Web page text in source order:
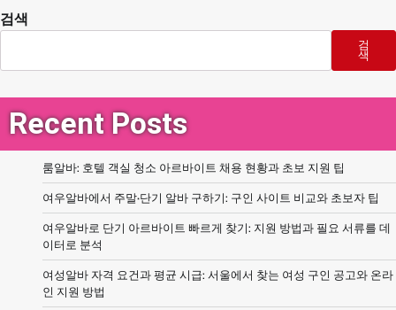
검색
검
색
Recent Posts
룸알바: 호텔 객실 청소 아르바이트 채용 현황과 초보 지원 팁
여우알바에서 주말·단기 알바 구하기: 구인 사이트 비교와 초보자 팁
여우알바로 단기 아르바이트 빠르게 찾기: 지원 방법과 필요 서류를 데
이터로 분석
여성알바 자격 요건과 평균 시급: 서울에서 찾는 여성 구인 공고와 온라
인 지원 방법